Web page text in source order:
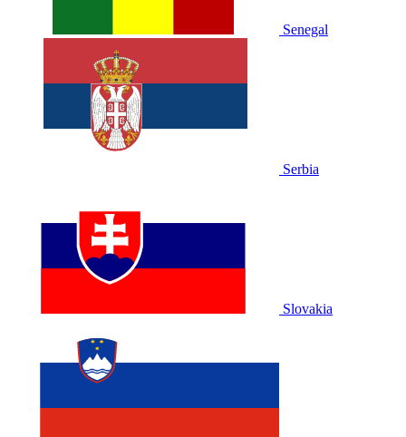
Senegal
Serbia
Slovakia